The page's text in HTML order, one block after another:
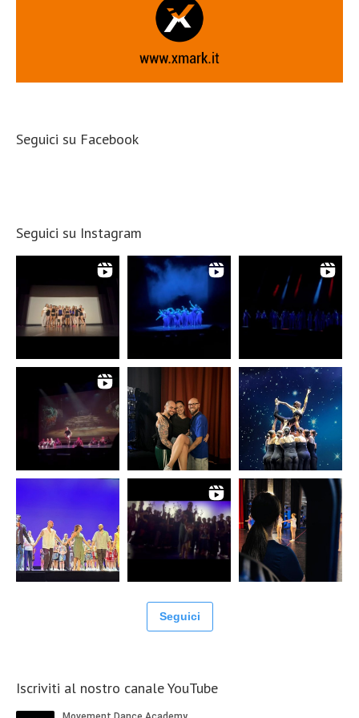
Seguici su Facebook
Seguici su Instagram
Seguici
Iscriviti al nostro canale YouTube